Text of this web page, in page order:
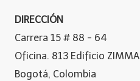
DIRECCIÓN
Carrera 15 # 88 - 64
Oficina. 813 Edificio ZIMMA
Bogotá, Colombia